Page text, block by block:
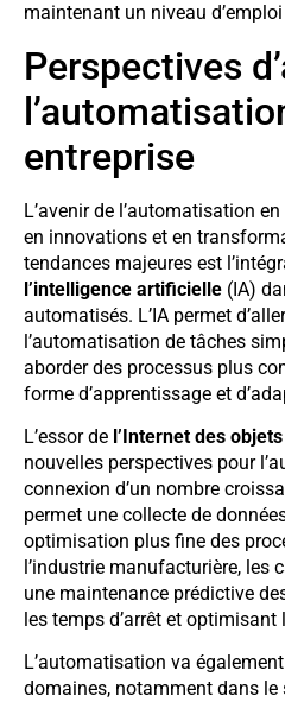
maintenant un niveau
Perspectives
entreprise
L’avenir de l’automatisation
en innovations et en
tendances majeures est
l’intelligence artificielle (IA)
automatisés. L’IA permet
l’automatisation de tâches
aborder des processus plus
forme d’apprentissage et
L’essor de l’Internet des objets
nouvelles perspectives pour
connexion d’un nombre
permet une collecte de
optimisation plus fine des
l’industrie manufacturière, les
une maintenance prédictive
les temps d’arrêt et
L’automatisation va
domaines, notamment dans le